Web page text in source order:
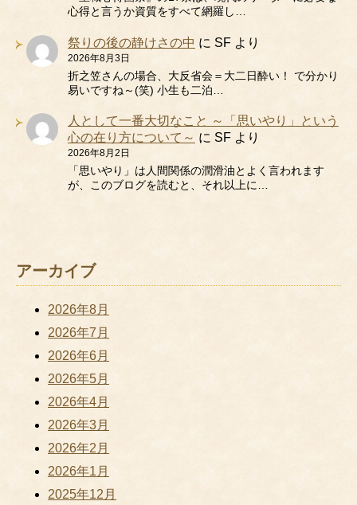
心得と言うか資質をすべて網羅し…
祭りの後の静けさの中 に SF より
2026年8月3日
折之笠さんの場合、大反省会＝大二日酔い！ で分かり
易いですね～(笑) 小生も二泊…
人として一番大切なこと ～「思いやり」という
心の在り方について～ に SF より
2026年8月2日
「思いやり」は人間関係の潤滑油とよく言われます
が、このブログを読むと、それ以上に…
アーカイブ
2026年8月
2026年7月
2026年6月
2026年5月
2026年4月
2026年3月
2026年2月
2026年1月
2025年12月